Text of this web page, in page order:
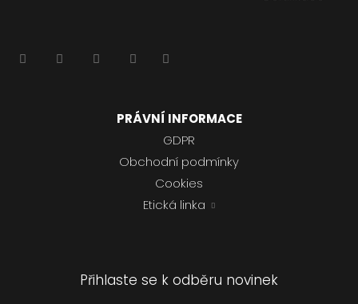
PRÁVNÍ INFORMACE
GDPR
Obchodní podmínky
Cookies
Etická linka
Přihlaste se k odběru novinek